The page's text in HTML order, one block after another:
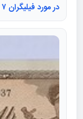
در مورد فیلیگران ۷ و ۸ اسکناس ۲۰۰۰۰ ریالی